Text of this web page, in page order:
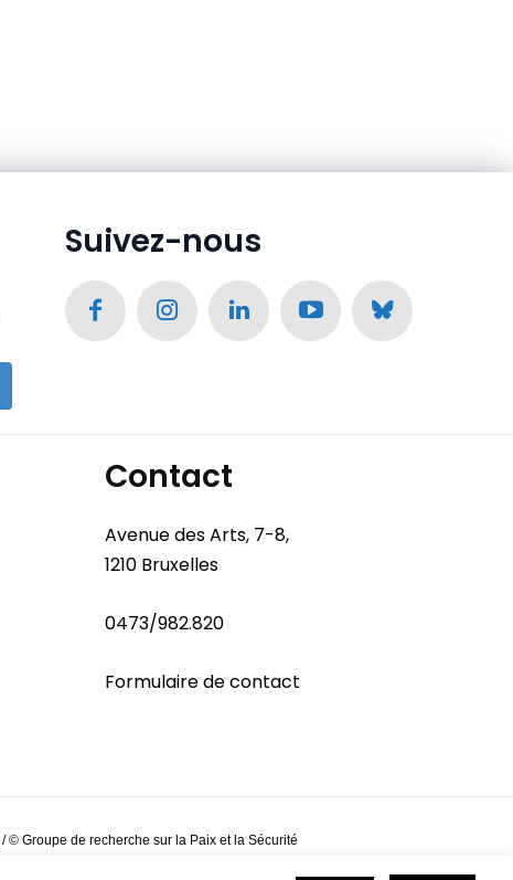
Suivez-nous
Contact
Avenue des Arts, 7-8,
1210 Bruxelles
0473/982.820
Formulaire de contact
/© Groupe de recherche sur la Paix et la Sécurité